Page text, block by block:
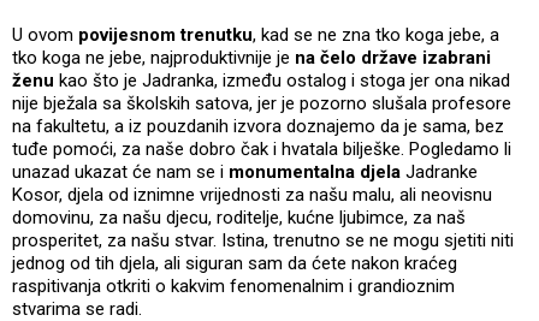
U ovom povijesnom trenutku, kad se ne zna tko koga jebe, a
tko koga ne jebe, najproduktivnije je na čelo države izabrani
ženu kao što je Jadranka, između ostalog i stoga jer ona nikad
nije bježala sa školskih satova, jer je pozorno slušala profesore
na fakultetu, a iz pouzdanih izvora doznajemo da je sama, bez
tuđe pomoći, za naše dobro čak i hvatala bilješke. Pogledamo li
unazad ukazat će nam se i monumentalna djela Jadranke
Kosor, djela od iznimne vrijednosti za našu malu, ali neovisnu
domovinu, za našu djecu, roditelje, kućne ljubimce, za naš
prosperitet, za našu stvar. Istina, trenutno se ne mogu sjetiti niti
jednog od tih djela, ali siguran sam da ćete nakon kraćeg
raspitivanja otkriti o kakvim fenomenalnim i grandioznim
stvarima se radi.